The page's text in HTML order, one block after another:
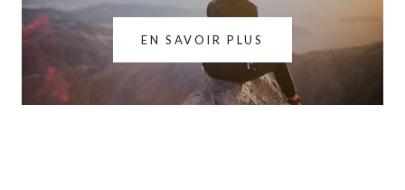
EN SAVOIR PLUS